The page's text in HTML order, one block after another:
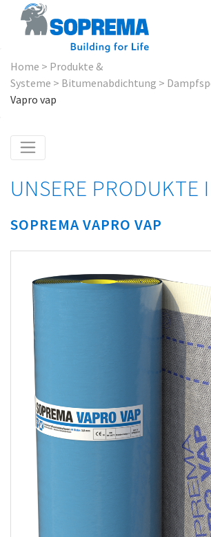
Home > Produkte &
Systeme > Bitumenabdichtung >
Vapro vap
UNSERE PRODUKTE
SOPREMA VAPRO VAP